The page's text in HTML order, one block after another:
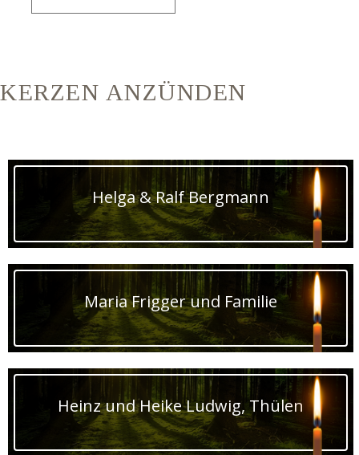
KERZEN ANZÜNDEN
Helga & Ralf Bergmann
Maria Frigger und Familie
Heinz und Heike Ludwig, Thülen